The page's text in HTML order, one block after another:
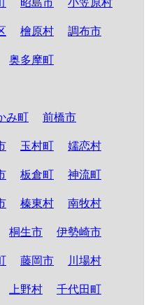
昭島市 小笠原村
檜原村 調布市
奥多摩町
み町 前橋市
玉村町 嬬恋村
板倉町 神流町
榛東村 南牧村
桐生市 伊勢崎市
藤岡市 川場村
上野村 千代田町